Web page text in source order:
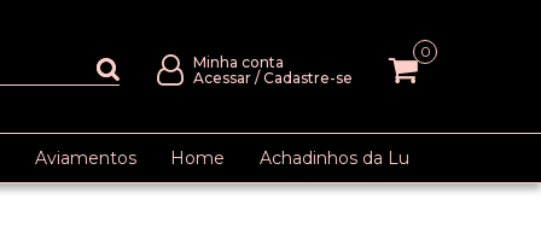
Minha conta
Acessar / Cadastre-se
0
Aviamentos Home Achadinhos da Lu